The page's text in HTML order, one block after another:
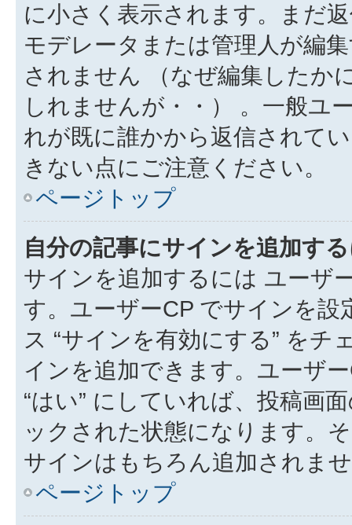
に小さく表示されます。まだ
モデレータまたは管理人が編
されません （なぜ編集したか
しれませんが・・） 。一般ユ
れが既に誰かから返信されて
きない点にご注意ください。
ページトップ
自分の記事にサインを追加す
サインを追加するには ユーザ
す。ユーザーCP でサインを
ス “サインを有効にする” を
インを追加できます。ユーザ
“はい” にしていれば、投稿画
ックされた状態になります。
サインはもちろん追加されま
ページトップ